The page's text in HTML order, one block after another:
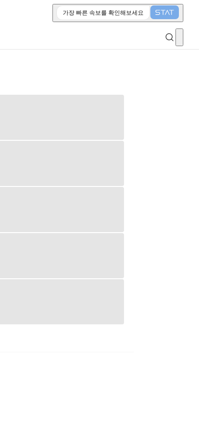
가장 빠른 속보를 확인해보세요